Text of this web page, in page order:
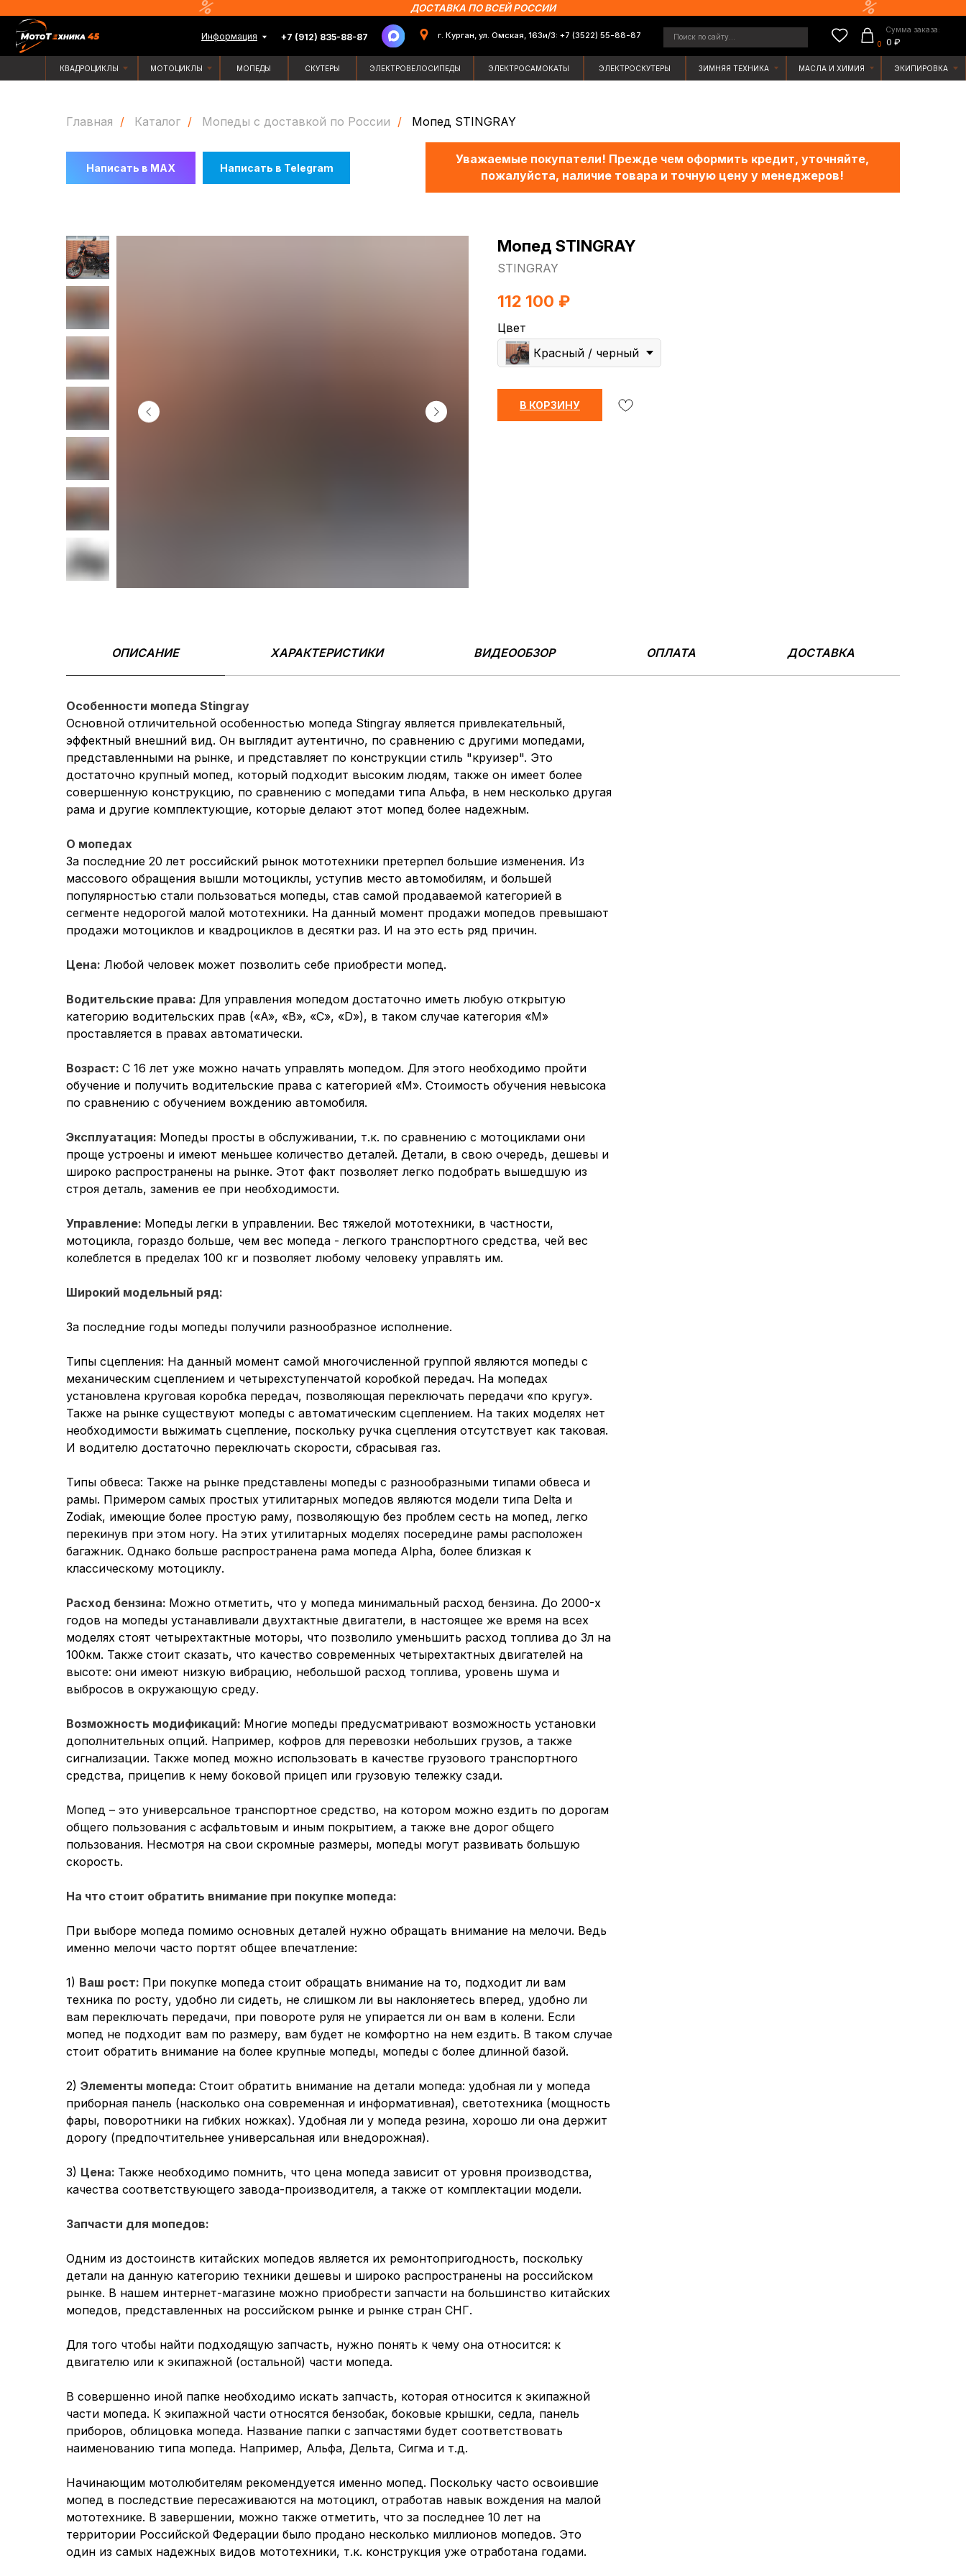
Информация Поиск по сайту...
+7 (912) 835-88-87
Сумма заказа:
г. Курган, ул. Омская, 163и/3: +7 (3522) 55-88-87
ДОСТАВКА ПО ВСЕЙ РОССИИ
Главная / Каталог / Мопеды с доставкой по России / Мопед STINGRAY
Написать в MAX Написать в Telegram
Уважаемые покупатели! Прежде чем оформить кредит, уточняйте,
пожалуйста, наличие товара и точную цену у менеджеров!
Мопед STINGRAY
STINGRAY
112 100 ₽
Цвет
Красный / черный
В КОРЗИНУ
ОПИСАНИЕ ХАРАКТЕРИСТИКИ ВИДЕООБЗОР ОПЛАТА ДОСТАВКА
Особенности мопеда Stingray
Основной отличительной особенностью мопеда Stingray является привлекательный,
эффектный внешний вид. Он выглядит аутентично, по сравнению с другими мопедами,
представленными на рынке, и представляет по конструкции стиль "круизер". Это
достаточно крупный мопед, который подходит высоким людям, также он имеет более
совершенную конструкцию, по сравнению с мопедами типа Альфа, в нем несколько другая
рама и другие комплектующие, которые делают этот мопед более надежным.
О мопедах
За последние 20 лет российский рынок мототехники претерпел большие изменения. Из
массового обращения вышли мотоциклы, уступив место автомобилям, и большей
популярностью стали пользоваться мопеды, став самой продаваемой категорией в
сегменте недорогой малой мототехники. На данный момент продажи мопедов превышают
продажи мотоциклов и квадроциклов в десятки раз. И на это есть ряд причин.
Цена: Любой человек может позволить себе приобрести мопед.
Водительские права: Для управления мопедом достаточно иметь любую открытую
категорию водительских прав («A», «B», «C», «D»), в таком случае категория «M»
проставляется в правах автоматически.
Возраст: С 16 лет уже можно начать управлять мопедом. Для этого необходимо пройти
обучение и получить водительские права с категорией «M». Стоимость обучения невысока
по сравнению с обучением вождению автомобиля.
Эксплуатация: Мопеды просты в обслуживании, т.к. по сравнению с мотоциклами они
проще устроены и имеют меньшее количество деталей. Детали, в свою очередь, дешевы и
широко распространены на рынке. Этот факт позволяет легко подобрать вышедшую из
строя деталь, заменив ее при необходимости.
Управление: Мопеды легки в управлении. Вес тяжелой мототехники, в частности,
мотоцикла, гораздо больше, чем вес мопеда - легкого транспортного средства, чей вес
колеблется в пределах 100 кг и позволяет любому человеку управлять им.
Широкий модельный ряд:
За последние годы мопеды получили разнообразное исполнение.
Типы сцепления: На данный момент самой многочисленной группой являются мопеды с
механическим сцеплением и четырехступенчатой коробкой передач. На мопедах
установлена круговая коробка передач, позволяющая переключать передачи «по кругу».
Также на рынке существуют мопеды с автоматическим сцеплением. На таких моделях нет
необходимости выжимать сцепление, поскольку ручка сцепления отсутствует как таковая.
И водителю достаточно переключать скорости, сбрасывая газ.
Типы обвеса: Также на рынке представлены мопеды с разнообразными типами обвеса и
рамы. Примером самых простых утилитарных мопедов являются модели типа Delta и
Zodiak, имеющие более простую раму, позволяющую без проблем сесть на мопед, легко
перекинув при этом ногу. На этих утилитарных моделях посередине рамы расположен
багажник. Однако больше распространена рама мопеда Alpha, более близкая к
классическому мотоциклу.
Расход бензина: Можно отметить, что у мопеда минимальный расход бензина. До 2000-х
годов на мопеды устанавливали двухтактные двигатели, в настоящее же время на всех
моделях стоят четырехтактные моторы, что позволило уменьшить расход топлива до 3л на
100км. Также стоит сказать, что качество современных четырехтактных двигателей на
высоте: они имеют низкую вибрацию, небольшой расход топлива, уровень шума и
выбросов в окружающую среду.
Возможность модификаций: Многие мопеды предусматривают возможность установки
дополнительных опций. Например, кофров для перевозки небольших грузов, а также
сигнализации. Также мопед можно использовать в качестве грузового транспортного
средства, прицепив к нему боковой прицеп или грузовую тележку сзади.
Мопед – это универсальное транспортное средство, на котором можно ездить по дорогам
общего пользования с асфальтовым и иным покрытием, а также вне дорог общего
пользования. Несмотря на свои скромные размеры, мопеды могут развивать большую
скорость.
На что стоит обратить внимание при покупке мопеда:
При выборе мопеда помимо основных деталей нужно обращать внимание на мелочи. Ведь
именно мелочи часто портят общее впечатление:
1) Ваш рост: При покупке мопеда стоит обращать внимание на то, подходит ли вам
техника по росту, удобно ли сидеть, не слишком ли вы наклоняетесь вперед, удобно ли
вам переключать передачи, при повороте руля не упирается ли он вам в колени. Если
мопед не подходит вам по размеру, вам будет не комфортно на нем ездить. В таком случае
стоит обратить внимание на более крупные мопеды, мопеды с более длинной базой.
2) Элементы мопеда: Стоит обратить внимание на детали мопеда: удобная ли у мопеда
приборная панель (насколько она современная и информативная), светотехника (мощность
фары, поворотники на гибких ножках). Удобная ли у мопеда резина, хорошо ли она держит
дорогу (предпочтительнее универсальная или внедорожная).
3) Цена: Также необходимо помнить, что цена мопеда зависит от уровня производства,
качества соответствующего завода-производителя, а также от комплектации модели.
Запчасти для мопедов:
Одним из достоинств китайских мопедов является их ремонтопригодность, поскольку
детали на данную категорию техники дешевы и широко распространены на российском
рынке. В нашем интернет-магазине можно приобрести запчасти на большинство китайских
мопедов, представленных на российском рынке и рынке стран СНГ.
Для того чтобы найти подходящую запчасть, нужно понять к чему она относится: к
двигателю или к экипажной (остальной) части мопеда.
В совершенно иной папке необходимо искать запчасть, которая относится к экипажной
части мопеда. К экипажной части относятся бензобак, боковые крышки, седла, панель
приборов, облицовка мопеда. Название папки с запчастями будет соответствовать
наименованию типа мопеда. Например, Альфа, Дельта, Сигма и т.д.
Начинающим мотолюбителям рекомендуется именно мопед. Поскольку часто освоившие
мопед в последствие пересаживаются на мотоцикл, отработав навык вождения на малой
мототехнике. В завершении, можно также отметить, что за последнее 10 лет на
территории Российской Федерации было продано несколько миллионов мопедов. Это
один из самых надежных видов мототехники, т.к. конструкция уже отработана годами.